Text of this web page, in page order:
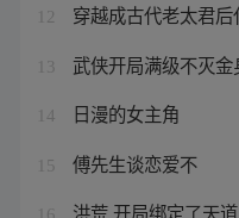
12 穿越成古代老太君后
13 武侠开局满级不灭金
14 日漫的女主角
15 傅先生谈恋爱不
洪荒 开局绑定了天道